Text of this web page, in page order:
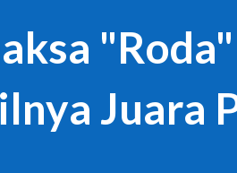
"Roda"
Juara